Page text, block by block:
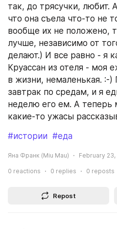
так, до трясучки, любит.
что она съела что-то не
вообще их не положено,
лучше, независимо от
делают.) И все равно - я
Круассан из отеля - моя
в жизни, немаленькая. :-)
завтрак по средам, и я
неделю его ем. А теперь
какие-то ужасы
#истории #еда
Яна Франк (Miu Mau) February 23,
0 reactions 0 replies 0 reposts
Repost